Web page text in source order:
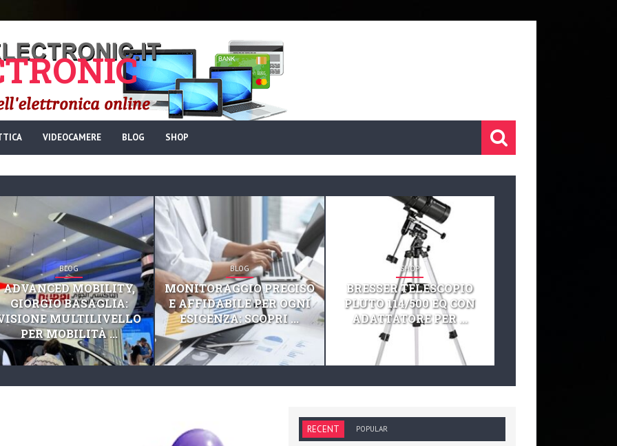
VIDEOCAMERE BLOG SHOP
BLOG
ADVANCED MOBILITY,
GIORGIO BASAGLIA:
MULTILIVELLO
PER MOBILITÀ ...
BLOG
MONITORAGGIO PRECISO
E AFFIDABILE PER OGNI
ESIGENZA: SCOPRI ...
SHOP
BRESSER TELESCOPIO
PLUTO 114/500 EQ CON
ADATTATORE PER ...
RECENT POPULAR